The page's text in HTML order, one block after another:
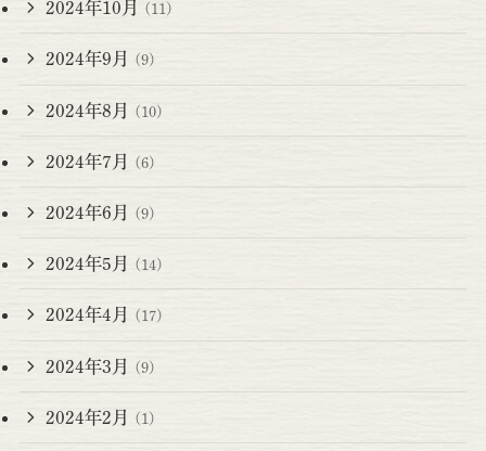
2024年10月 (11)
2024年9月 (9)
2024年8月 (10)
2024年7月 (6)
2024年6月 (9)
2024年5月 (14)
2024年4月 (17)
2024年3月 (9)
2024年2月 (1)